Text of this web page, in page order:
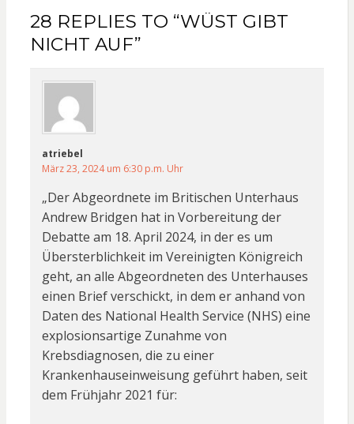
28 REPLIES TO “WÜST GIBT
NICHT AUF”
atriebel
März 23, 2024 um 6:30 p.m. Uhr
„Der Abgeordnete im Britischen Unterhaus
Andrew Bridgen hat in Vorbereitung der
Debatte am 18. April 2024, in der es um
Übersterblichkeit im Vereinigten Königreich
geht, an alle Abgeordneten des Unterhauses
einen Brief verschickt, in dem er anhand von
Daten des National Health Service (NHS) eine
explosionsartige Zunahme von
Krebsdiagnosen, die zu einer
Krankenhauseinweisung geführt haben, seit
dem Frühjahr 2021 für: